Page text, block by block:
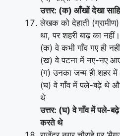
उत्तर: (क) आँखों देखा
लेखक को देहाती
था, पर शहरी बाढ़ का
(क) वे कभी गाँव गए ही
(ख) वे पटना में नए-नए
(ग) उनका जन्म ही शहर
(घ) वे गाँव में पले-बढ़े थे
थे
उत्तर: (घ) वे गाँव में पले-
करते थे